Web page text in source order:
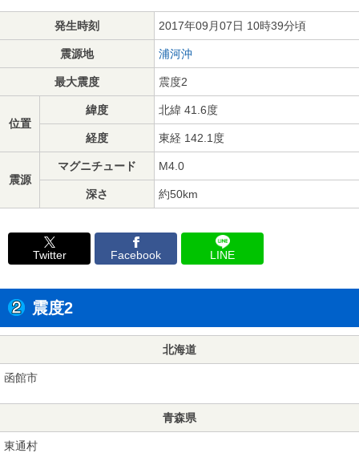
発生時刻 2017年09月07日 10時39分頃
震源地 浦河沖
最大震度 震度2
位置
緯度 北緯 41.6度
経度 東経 142.1度
震源
マグニチュード M4.0
深さ 約50km
Twitter Facebook LINE
震度2
北海道
函館市
青森県
東通村